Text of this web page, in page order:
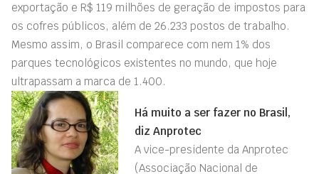
exportação e R$ 119 milhões de geração de impostos para
os cofres públicos, além de 26.233 postos de trabalho.
Mesmo assim, o Brasil comparece com nem 1% dos
parques tecnológicos existentes no mundo, que hoje
ultrapassam a marca de 1.400.
Há muito a ser fazer no Brasil,
diz Anprotec
A vice-presidente da Anprotec
(Associação Nacional de